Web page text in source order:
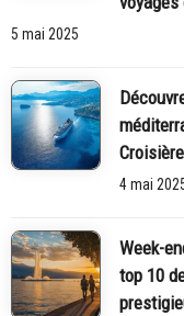
5 mai 2025
4 mai
Week-
top 10